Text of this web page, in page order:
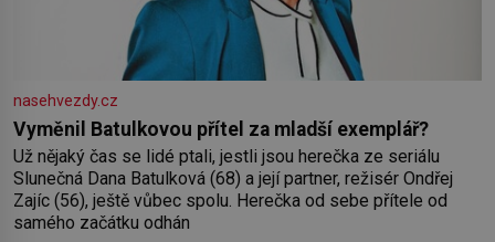
nasehvezdy.cz
Vyměnil Batulkovou přítel za mladší exemplář?
Už nějaký čas se lidé ptali, jestli jsou herečka ze seriálu
Slunečná Dana Batulková (68) a její partner, režisér Ondřej
Zajíc (56), ještě vůbec spolu. Herečka od sebe přítele od
samého začátku odhán